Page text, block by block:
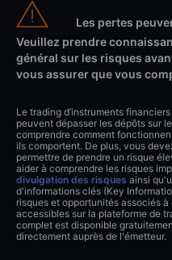
Les pertes
Veuillez prendre
général sur les risques
vous assurer que vous
Le trading d’instruments
peuvent dépasser les dépôts sur
comprendre comment
ils comportent. De plus, vous
permettre de prendre un risque
aider à comprendre les risques
divulgation des risques ainsi
d'informations clés (Key
risques et opportunités associés
accessibles sur la plateforme de
complet est disponible
directement auprès de l'émetteur.